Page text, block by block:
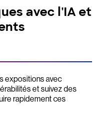
avec l'IA et
expositions avec
et suivez des
rapidement ces